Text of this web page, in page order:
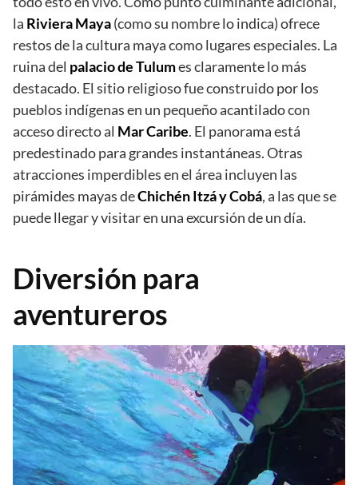
la Riviera Maya(como su nombre lo indica) ofrece
restos de la cultura maya como lugares especiales. La
ruina del palacio de Tulumes claramente lo más
destacado. El sitio religioso fue construido por los
pueblos indígenas en un pequeño acantilado con
acceso directo al Mar Caribe. El panorama está
predestinado para grandes instantáneas. Otras
atracciones imperdibles en el área incluyen las
pirámides mayas deChichén Itzá y Cobá, a las que se
puede llegar y visitar en una excursión de un día.
Diversión para
aventureros